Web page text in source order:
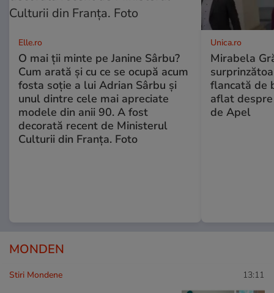
Elle.ro
O mai ții minte pe Janine Sârbu?
Cum arată și cu ce se ocupă acum
fosta soție a lui Adrian Sârbu și
unul dintre cele mai apreciate
modele din anii 90. A fost
decorată recent de Ministerul
Culturii din Franța. Foto
Unica.ro
Mirabela
flancată de
aflat
de Apel
MONDEN
Stiri Mondene 13:11